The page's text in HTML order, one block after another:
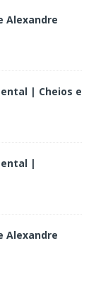
Alexandre
| Cheios e
|
Alexandre